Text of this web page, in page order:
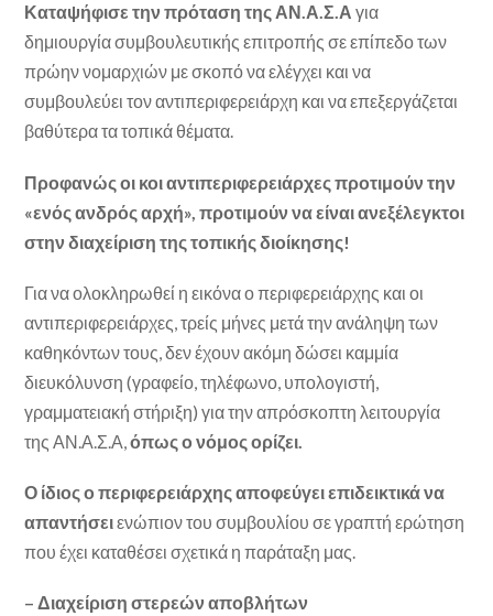
Καταψήφισε την πρόταση της ΑΝ.Α.Σ.Α για
δημιουργία συμβουλευτικής επιτροπής σε επίπεδο των
πρώην νομαρχιών με σκοπό να ελέγχει και να
συμβουλεύει τον αντιπεριφερειάρχη και να επεξεργάζεται
βαθύτερα τα τοπικά θέματα.
Προφανώς οι κοι αντιπεριφερειάρχες προτιμούν την
«ενός ανδρός αρχή», προτιμούν να είναι ανεξέλεγκτοι
στην διαχείριση της τοπικής διοίκησης!
Για να ολοκληρωθεί η εικόνα ο περιφερειάρχης και οι
αντιπεριφερειάρχες, τρείς μήνες μετά την ανάληψη των
καθηκόντων τους, δεν έχουν ακόμη δώσει καμμία
διευκόλυνση (γραφείο, τηλέφωνο, υπολογιστή,
γραμματειακή στήριξη) για την απρόσκοπτη λειτουργία
της ΑΝ.Α.Σ.Α,όπως ο νόμος ορίζει.
Ο ίδιος ο περιφερειάρχης αποφεύγει επιδεικτικά να
απαντήσειενώπιον του συμβουλίου σε γραπτή ερώτηση
που έχει καταθέσει σχετικά η παράταξη μας.
– Διαχείριση στερεών αποβλήτων